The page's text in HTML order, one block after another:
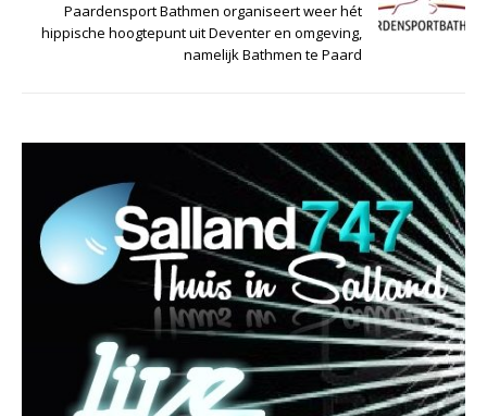
Paardensport Bathmen organiseert weer hét
hippische hoogtepunt uit Deventer en omgeving,
namelijk Bathmen te Paard